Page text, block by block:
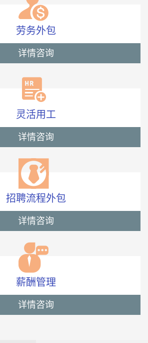
劳务外包
详情咨询
灵活用工
详情咨询
招聘流程外包
详情咨询
薪酬管理
详情咨询